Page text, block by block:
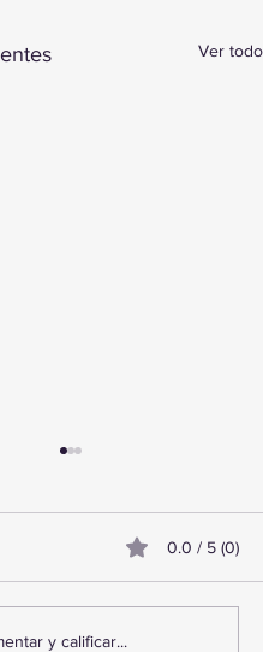
Ver todo
0.0 / 5 (0)
y calificar...